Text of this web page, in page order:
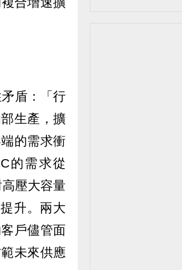
盾：「行
生產，擴
的需求衝
的需求從
壓大容量
升。兩大
戶儘管面
未來供應